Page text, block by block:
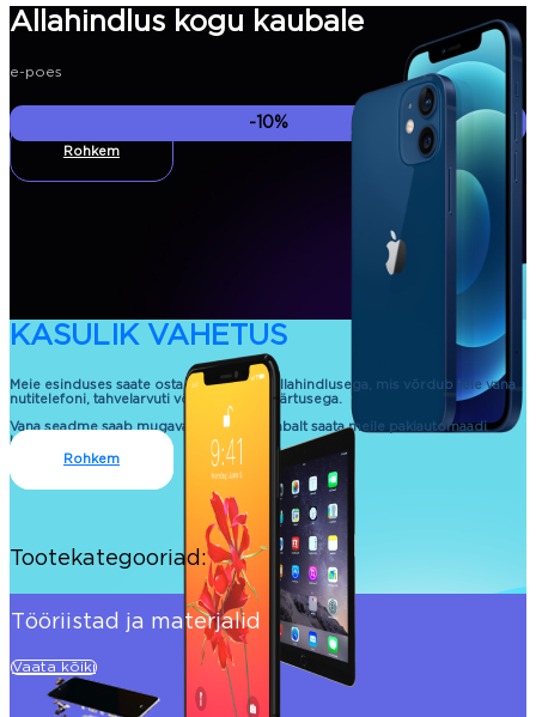
Allahindlus kogu kaubale
e-poes
-10%
Rohkem
KASULIK VAHETUS
Meie esinduses saate osta uue seadme allahindlusega, mis võrdub teie vana
nutitelefoni, tahvelarvuti või sülearvuti väärtusega.
Vana seadme saab mugavalt ja kontaktivabalt saata meile pakiautomaadi
kaudu.
Rohkem
Tootekategooriad:
Tööriistad ja materjalid
Vaata kõiki